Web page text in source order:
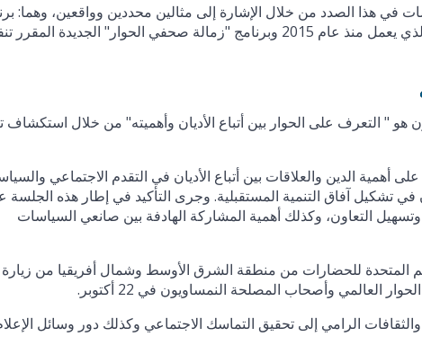
هذا الصدد من خلال الإشارة إلى مثالين محددين وواقعين، وهما:
المركز "وسائل التواصل الاجتماعي كمساحة للحوار" الذي يعمل منذ عام 2015 وبرنامج "زمالة صحفي الحوار" الجديدة
هو " التعرف على الحوار بين أتباع الأديان وأهميته" من خلال استكشاف
أهمية الدين والعلاقات بين أتباع الأديان في التقدم الاجتماعي
في تشكيل آفاق التنمية المستقبلية. وجرى التأكيد في إطار هذه الجلسة
وتسهيل التعاون، وكذلك أهمية المشاركة الهادفة بين صانعي السياسات
المتحدة للحضارات من منطقة الشرق الأوسط وشمال أفريقيا من زيارة
العالمي وأصحاب المصلحة النمساويون في 22 أكتوبر.
الرامي إلى تحقيق التماسك الاجتماعي وكذلك دور وسائل